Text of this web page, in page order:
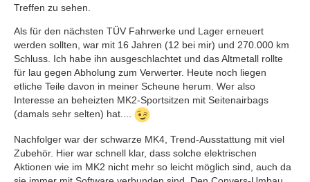
Treffen zu sehen.
Als für den nächsten TÜV Fahrwerke und Lager erneuert
werden sollten, war mit 16 Jahren (12 bei mir) und 270.000 km
Schluss. Ich habe ihn ausgeschlachtet und das Altmetall rollte
für lau gegen Abholung zum Verwerter. Heute noch liegen
etliche Teile davon in meiner Scheune herum. Wer also
Interesse an beheizten MK2-Sportsitzen mit Seitenairbags
(damals sehr selten) hat....
Nachfolger war der schwarze MK4, Trend-Ausstattung mit viel
Zubehör. Hier war schnell klar, dass solche elektrischen
Aktionen wie im MK2 nicht mehr so leicht möglich sind, auch da